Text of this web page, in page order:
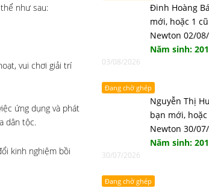
như sau:
vui chơi giải trí
ứng dụng và phát
dân tộc.
kinh nghiệm bồi
Đinh Hoàng
mới, hoặc 1
Newton 02/
Năm sinh:
03/08/2026
Đang chờ ghép
Nguyễn Thị
bạn mới,
Newton 30/
Năm sinh:
30/07/2026
Đang chờ ghép